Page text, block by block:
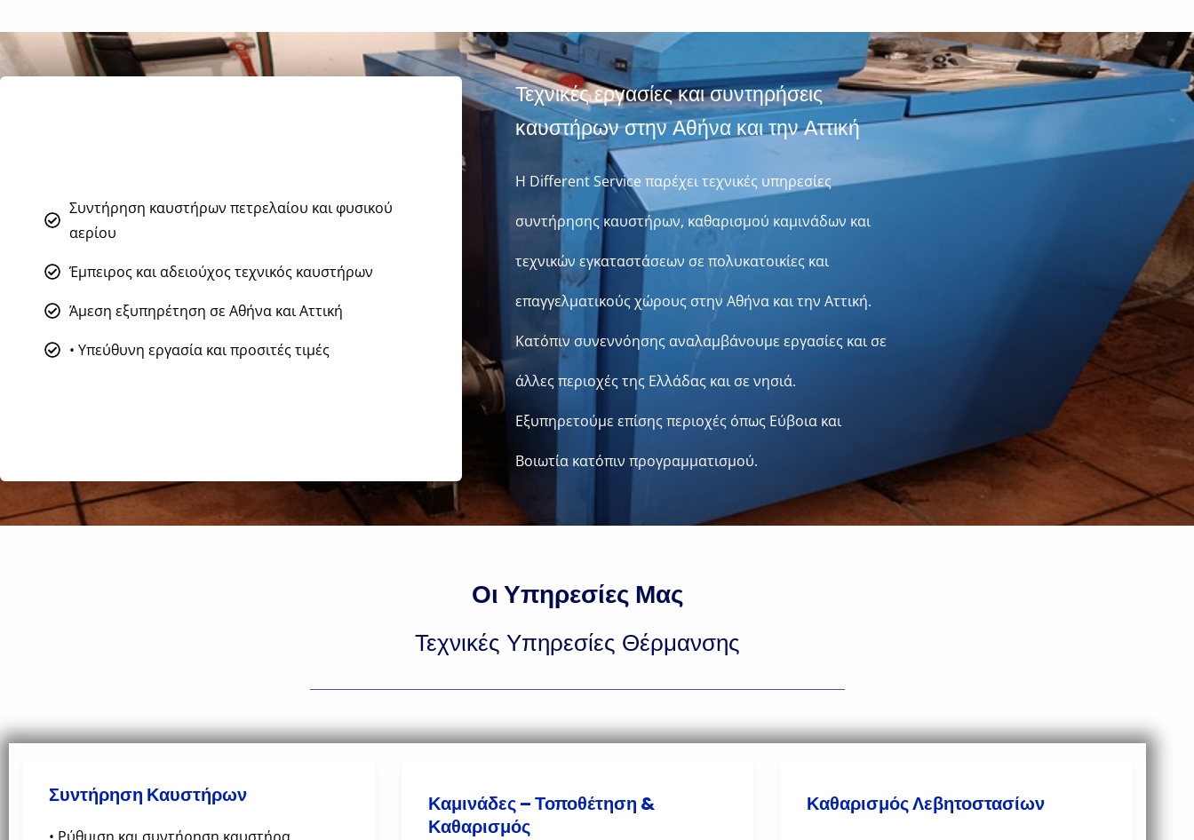
Συντήρηση καυστήρων πετρελαίου και φυσικού
αερίου
Έμπειρος και αδειούχος τεχνικός καυστήρων
Άμεση εξυπηρέτηση σε Αθήνα και Αττική
• Υπεύθυνη εργασία και προσιτές τιμές
Τεχνικές εργασίες και συντηρήσεις
καυστήρων στην Αθήνα και την Αττική
Η Different Service παρέχει τεχνικές υπηρεσίες
συντήρησης καυστήρων, καθαρισμού καμινάδων και
τεχνικών εγκαταστάσεων σε πολυκατοικίες και
επαγγελματικούς χώρους στην Αθήνα και την Αττική.
Κατόπιν συνεννόησης αναλαμβάνουμε εργασίες και σε
άλλες περιοχές της Ελλάδας και σε νησιά.
Εξυπηρετούμε επίσης περιοχές όπως Εύβοια και
Βοιωτία κατόπιν προγραμματισμού.
Οι Υπηρεσίες Μας
Τεχνικές Υπηρεσίες Θέρμανσης
Συντήρηση Καυστήρων
Καμινάδες – Τοποθέτηση &
Καθαρισμός
Καθαρισμός Λεβητοστασίων